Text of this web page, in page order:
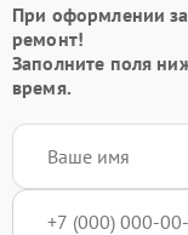
При оформлении
ремонт!
Заполните поля
время.